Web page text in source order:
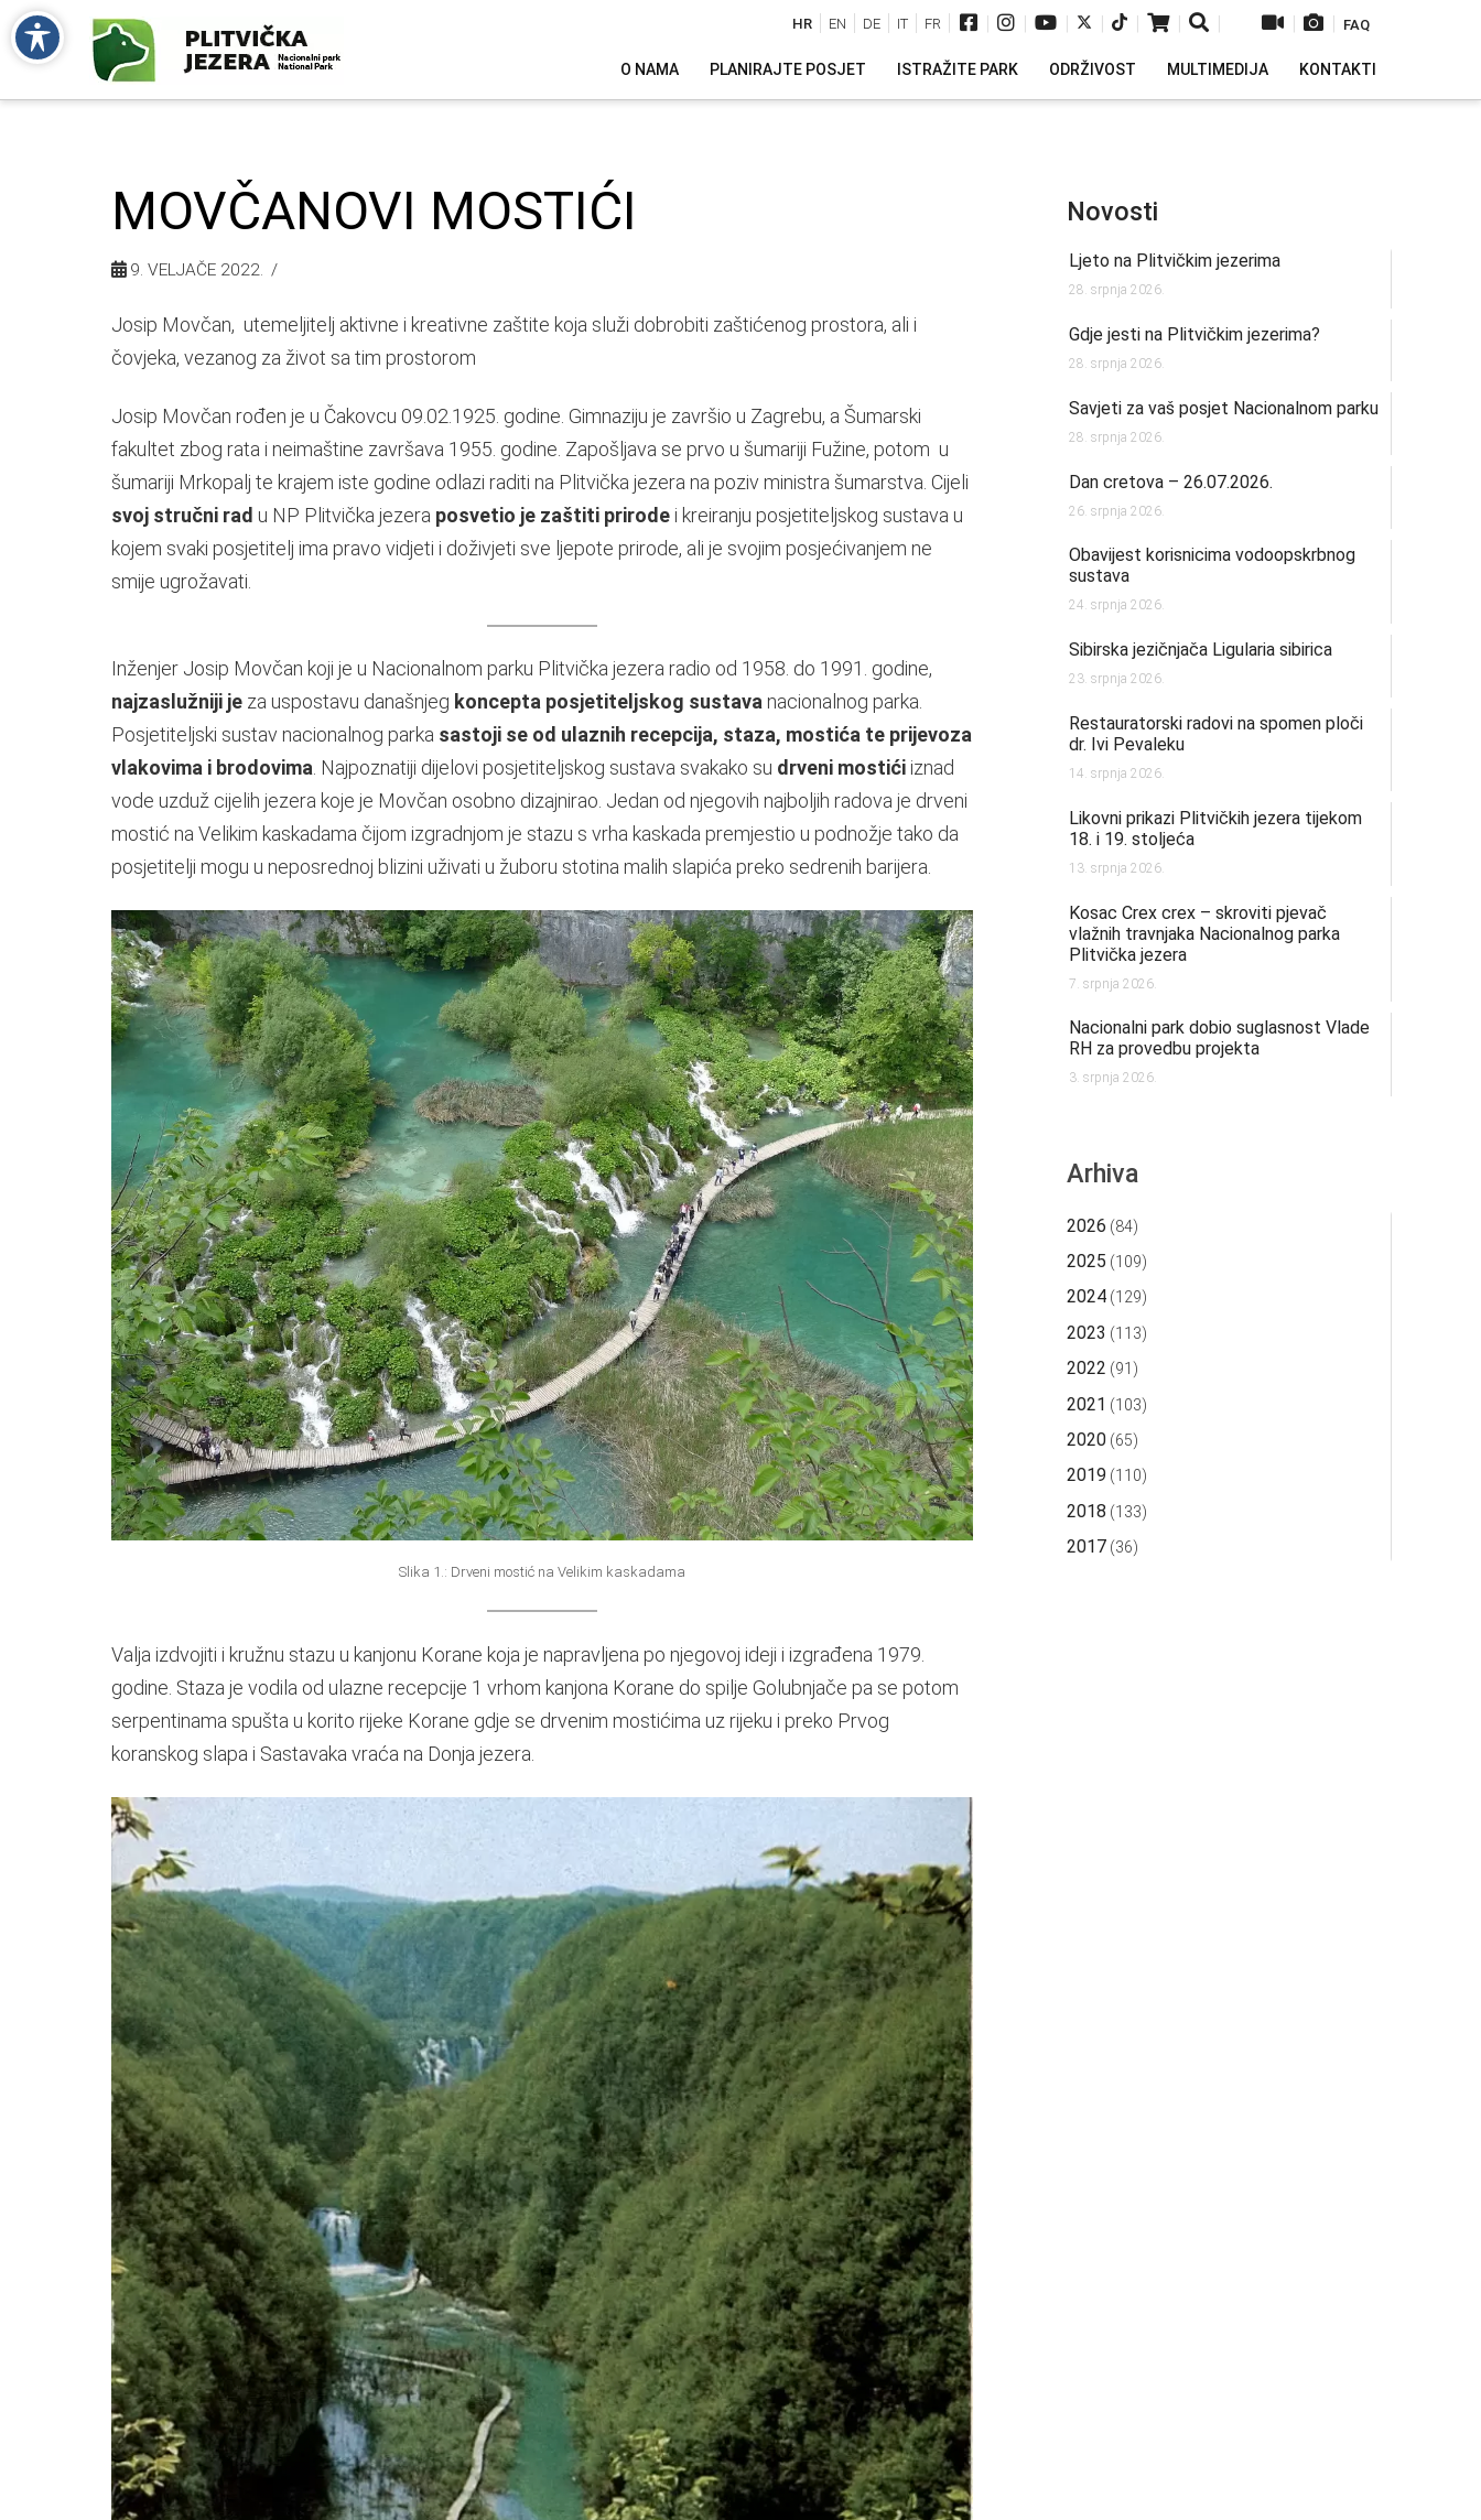
| | | | | | | | | FAQ
HR EN DE IT FR
O NAMA PLANIRAJTE POSJET ISTRAŽITE PARK ODRŽIVOST MULTIMEDIJA KONTAKTI
MOVČANOVI MOSTIĆI
9. VELJAČE 2022.
Josip Movčan, utemeljitelj aktivne i kreativne zaštite koja služi dobrobiti zaštićenog prostora, ali i
čovjeka, vezanog za život sa tim prostorom
Josip Movčan rođen je u Čakovcu 09.02.1925. godine. Gimnaziju je završio u Zagrebu, a Šumarski
fakultet zbog rata i neimaštine završava 1955. godine. Zapošljava se prvo u šumariji Fužine, potom u
šumariji Mrkopalj te krajem iste godine odlazi raditi na Plitvička jezera na poziv ministra šumarstva. Cijeli
svoj stručni rad u NP Plitvička jezera posvetio je zaštiti prirodei kreiranju posjetiteljskog sustava u
kojem svaki posjetitelj ima pravo vidjeti i doživjeti sve ljepote prirode, ali je svojim posjećivanjem ne
smije ugrožavati.
Inženjer Josip Movčan koji je u Nacionalnom parku Plitvička jezera radio od 1958. do 1991. godine,
najzaslužniji jeza uspostavu današnjeg koncepta posjetiteljskog sustavanacionalnog parka.
Posjetiteljski sustav nacionalnog parka sastoji se od ulaznih recepcija, staza, mostića te prijevoza
vlakovima i brodovima. Najpoznatiji dijelovi posjetiteljskog sustava svakako su drveni mostićiiznad
vode uzduž cijelih jezera koje je Movčan osobno dizajnirao. Jedan od njegovih najboljih radova je drveni
mostić na Velikim kaskadama čijom izgradnjom je stazu s vrha kaskada premjestio u podnožje tako da
posjetitelji mogu u neposrednoj blizini uživati u žuboru stotina malih slapića preko sedrenih barijera.
Slika 1.: Drveni mostić na Velikim kaskadama
Valja izdvojiti i kružnu stazu u kanjonu Korane koja je napravljena po njegovoj ideji i izgrađena 1979.
godine. Staza je vodila od ulazne recepcije 1 vrhom kanjona Korane do spilje Golubnjače pa se potom
serpentinama spušta u korito rijeke Korane gdje se drvenim mostićima uz rijeku i preko Prvog
koranskog slapa i Sastavaka vraća na Donja jezera.
Novosti
Ljeto na Plitvičkim jezerima
28. srpnja 2026.
Gdje jesti na Plitvičkim jezerima?
28. srpnja 2026.
Savjeti za vaš posjet Nacionalnom parku
28. srpnja 2026.
Dan cretova – 26.07.2026.
26. srpnja 2026.
Obavijest korisnicima vodoopskrbnog
sustava
24. srpnja 2026.
Sibirska jezičnjača Ligularia sibirica
23. srpnja 2026.
Restauratorski radovi na spomen ploči
dr. Ivi Pevaleku
14. srpnja 2026.
Likovni prikazi Plitvičkih jezera tijekom
18. i 19. stoljeća
13. srpnja 2026.
Kosac Crex crex – skroviti pjevač
vlažnih travnjaka Nacionalnog parka
Plitvička jezera
7. srpnja 2026.
Nacionalni park dobio suglasnost Vlade
RH za provedbu projekta
3. srpnja 2026.
Arhiva
2026 (84)
2025 (109)
2024 (129)
2023 (113)
2022 (91)
2021 (103)
2020 (65)
2019 (110)
2018 (133)
2017 (36)